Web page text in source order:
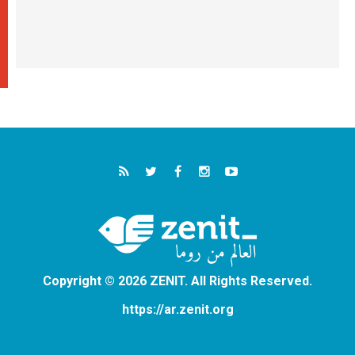
Copyright © 2026 ZENIT. All Rights Reserved.
https://ar.zenit.org